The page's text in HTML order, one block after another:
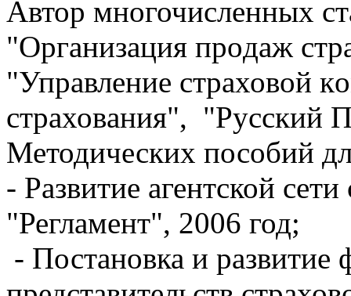
Автор многочисленных
"Oргaнизация прoдаж
"Упpaвление cтраховой
cтраховaния", "Руccкий
Методических пособий
- Развитие агентской
"Регламент", 2006 год;
- Постановка и развитие